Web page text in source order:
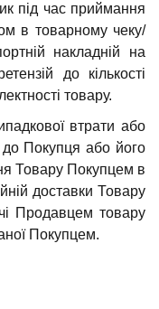
під час приймання
в товарному чеку/
накладній на
до кількості
товару.
втрати або
Покупця або його
Товару Покупцем в
доставки Товару
Продавцем товару
Покупцем.